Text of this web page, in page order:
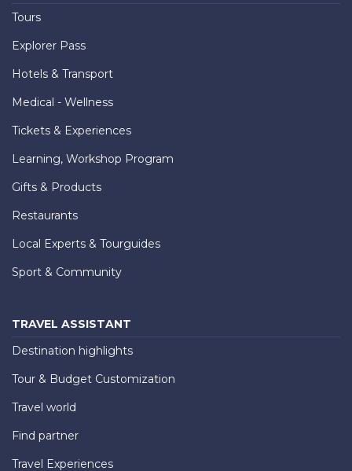
Tours
Explorer Pass
Hotels & Transport
Medical - Wellness
Tickets & Experiences
Learning, Workshop Program
Gifts & Products
Restaurants
Local Experts & Tourguides
Sport & Community
TRAVEL ASSISTANT
Destination highlights
Tour & Budget Customization
Travel world
Find partner
Travel Experiences